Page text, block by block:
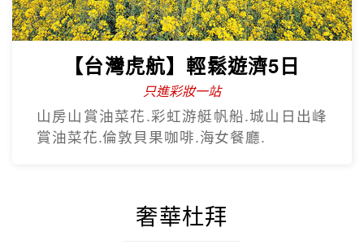
【台灣虎航】輕鬆遊濟5日
只進彩妝一站
山房山賞油菜花.彩虹游艇帆船.城山日出峰
賞油菜花.倫敦貝果咖啡.海女餐廳.
奢華杜拜